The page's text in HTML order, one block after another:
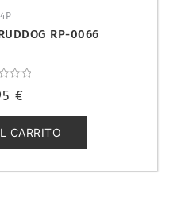
RP-0066
€
CARRITO